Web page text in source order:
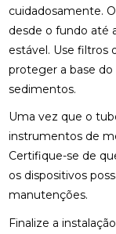
cuidadosamente.
desde o fundo até
estável. Use filtros
proteger a base do
sedimentos.
Uma vez que o
instrumentos de
Certifique-se de
os dispositivos
manutenções.
Finalize a